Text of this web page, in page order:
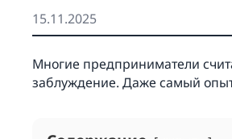
15.11.2025
Многие предприниматели
заблуждение. Даже самый